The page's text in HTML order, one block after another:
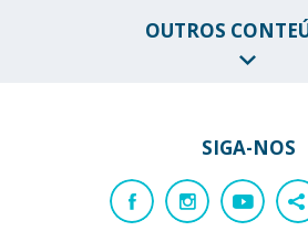
OUTROS
SIGA-NOS